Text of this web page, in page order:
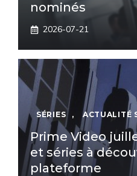
nominés
2026-07-21
SÉRIES , ACTUALITÉ
Prime Video
et séries à
plateforme